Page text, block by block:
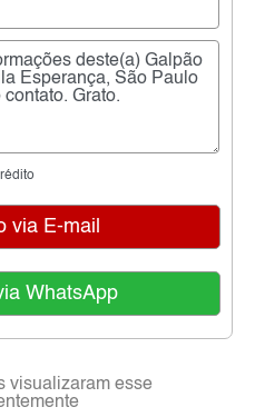
via E-mail
WhatsApp
visualizaram esse